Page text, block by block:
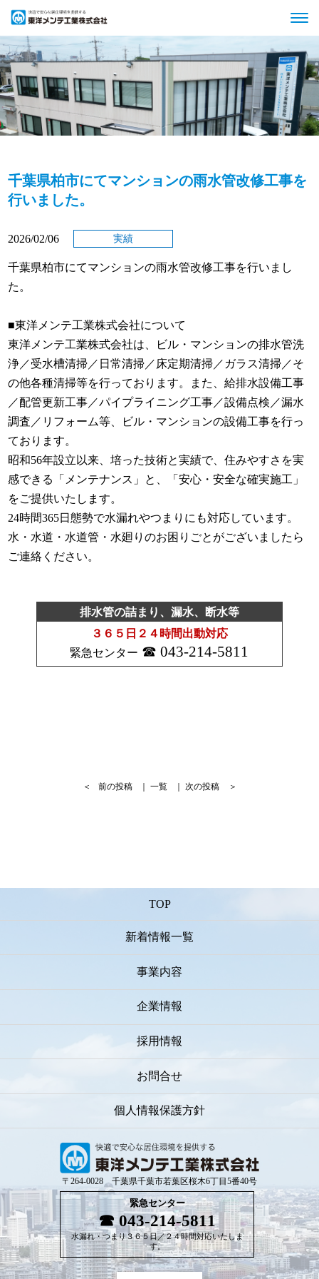
千葉県柏市にてマンションの雨水管改修工事を
行いました。
2026/02/06 実績
千葉県柏市にてマンションの雨水管改修工事を行いまし
た。
■東洋メンテ工業株式会社について
東洋メンテ工業株式会社は、ビル・マンションの排水管洗
浄／受水槽清掃／日常清掃／床定期清掃／ガラス清掃／そ
の他各種清掃等を行っております。また、給排水設備工事
／配管更新工事／パイプライニング工事／設備点検／漏水
調査／リフォーム等、ビル・マンションの設備工事を行っ
ております。
昭和56年設立以来、培った技術と実績で、住みやすさを実
感できる「メンテナンス」と、「安心・安全な確実施工」
をご提供いたします。
24時間365日態勢で水漏れやつまりにも対応しています。
水・水道・水道管・水廻りのお困りごとがございましたら
ご連絡ください。
排水管の詰まり、漏水、断水等
３６５日２４時間出動対応
緊急センター
043-214-5811
＜ 前の投稿 一覧 次の投稿 ＞
TOP
新着情報一覧
事業内容
企業情報
採用情報
お問合せ
個人情報保護方針
〒264-0028 千葉県千葉市若葉区桜木6丁目5番40号
緊急センター
043-214-5811
水漏れ・つまり３６５日／２４時間対応いたしま
す。